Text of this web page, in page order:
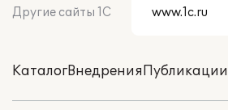
Другие сайты 1С
КаталогВнедренияПубликации